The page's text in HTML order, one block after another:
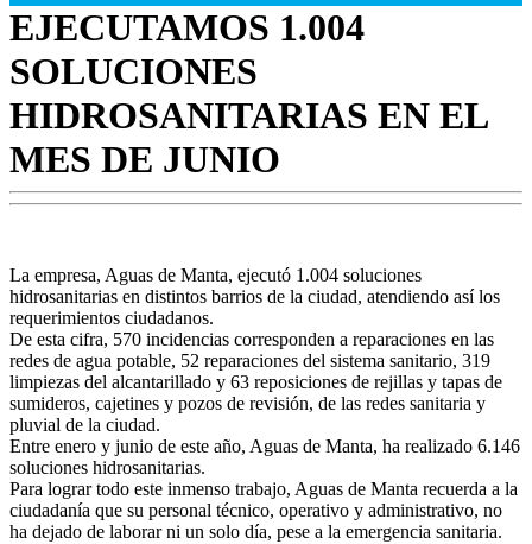
EJECUTAMOS 1.004
SOLUCIONES
HIDROSANITARIAS EN EL
MES DE JUNIO
La empresa, Aguas de Manta, ejecutó 1.004 soluciones
hidrosanitarias en distintos barrios de la ciudad, atendiendo así los
requerimientos ciudadanos.
De esta cifra, 570 incidencias corresponden a reparaciones en las
redes de agua potable, 52 reparaciones del sistema sanitario, 319
limpiezas del alcantarillado y 63 reposiciones de rejillas y tapas de
sumideros, cajetines y pozos de revisión, de las redes sanitaria y
pluvial de la ciudad.
Entre enero y junio de este año, Aguas de Manta, ha realizado 6.146
soluciones hidrosanitarias.
Para lograr todo este inmenso trabajo, Aguas de Manta recuerda a la
ciudadanía que su personal técnico, operativo y administrativo, no
ha dejado de laborar ni un solo día, pese a la emergencia sanitaria.